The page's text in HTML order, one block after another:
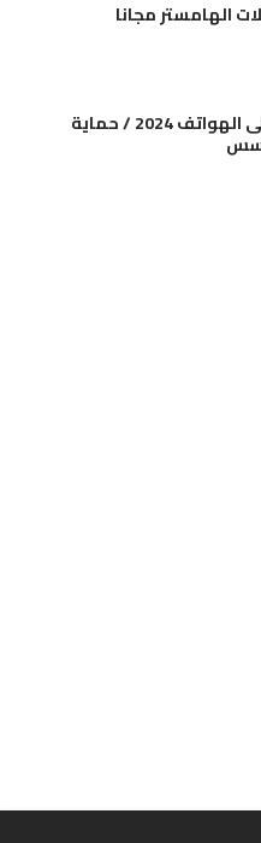
الهامستر مجانا
منع التجسس على الهواتف 2024 / حماية